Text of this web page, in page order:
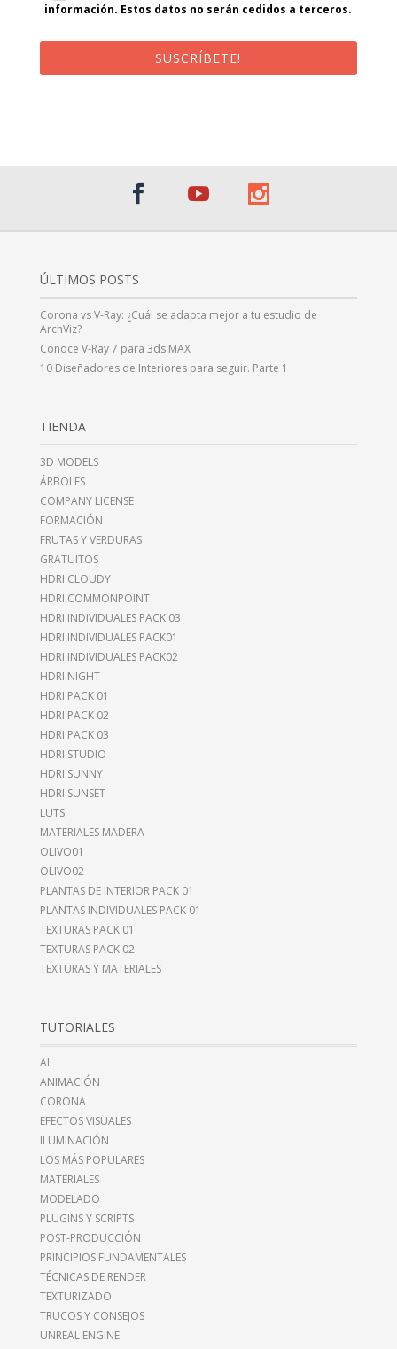
información. Estos datos no serán cedidos a terceros.
SUSCRÍBETE!
ÚLTIMOS POSTS
Corona vs V-Ray: ¿Cuál se adapta mejor a tu estudio de
ArchViz?
Conoce V-Ray 7 para 3ds MAX
10 Diseñadores de Interiores para seguir. Parte 1
TIENDA
3D MODELS
ÁRBOLES
COMPANY LICENSE
FORMACIÓN
FRUTAS Y VERDURAS
GRATUITOS
HDRI CLOUDY
HDRI COMMONPOINT
HDRI INDIVIDUALES PACK 03
HDRI INDIVIDUALES PACK01
HDRI INDIVIDUALES PACK02
HDRI NIGHT
HDRI PACK 01
HDRI PACK 02
HDRI PACK 03
HDRI STUDIO
HDRI SUNNY
HDRI SUNSET
LUTS
MATERIALES MADERA
OLIVO01
OLIVO02
PLANTAS DE INTERIOR PACK 01
PLANTAS INDIVIDUALES PACK 01
TEXTURAS PACK 01
TEXTURAS PACK 02
TEXTURAS Y MATERIALES
TUTORIALES
AI
ANIMACIÓN
CORONA
EFECTOS VISUALES
ILUMINACIÓN
LOS MÁS POPULARES
MATERIALES
MODELADO
PLUGINS Y SCRIPTS
POST-PRODUCCIÓN
PRINCIPIOS FUNDAMENTALES
TÉCNICAS DE RENDER
TEXTURIZADO
TRUCOS Y CONSEJOS
UNREAL ENGINE